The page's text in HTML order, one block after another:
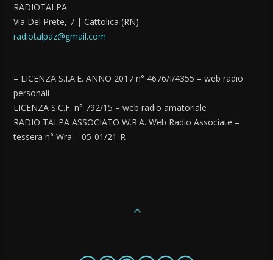
RADIOTALPA
Via Del Prete, 7 | Cattolica (RN)
radiotalpaz@gmail.com
– LICENZA S.I.A.E. ANNO 2017 n° 4676/I/4355 – web radio
personali
LICENZA S.C.F. n° 792/15 – web radio amatoriale
RADIO TALPA ASSOCIATO W.R.A. Web Radio Associate –
tessera n° Wra – 05-01/21-R